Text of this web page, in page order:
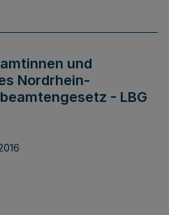
und
Nordrhein-
- LBG